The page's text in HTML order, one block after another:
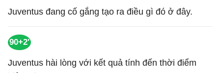
Juventus đang cố gắng tạo ra điều gì đó ở đây.
90+2'
Juventus hài lòng với kết quả tính đến thời điểm